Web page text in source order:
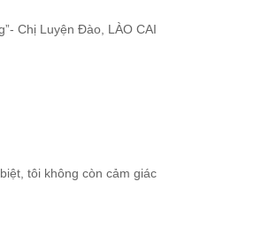
Chị Luyện Đào, LÀO CAI
tôi không còn cảm giác